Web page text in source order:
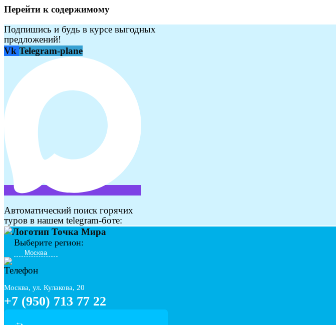
Перейти к содержимому
Подпишись и будь в курсе выгодных
предложений!
Vk Telegram-plane
Автоматический поиск горячих
туров в нашем telegram-боте:
Выберите регион:
Москва, ул. Кулакова, 20
+7 (950) 713 77 22